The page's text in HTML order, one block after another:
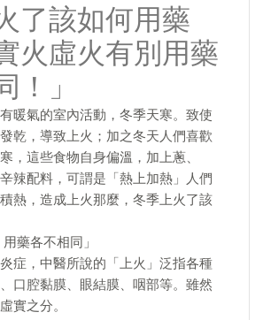
了該如何用藥
火虛火有別用藥
！」
暖氣的室內活動，冬季天寒。致使
乾，導致上火；加之冬天人們喜歡
，這些食物自身偏溫，加上蔥、
辣配料，可謂是「熱上加熱」人們
熱，造成上火那麼，冬季上火了該
藥各不相同」
症，中醫所說的「上火」泛指各種
口腔黏膜、眼結膜、咽部等。雖然
實之分。